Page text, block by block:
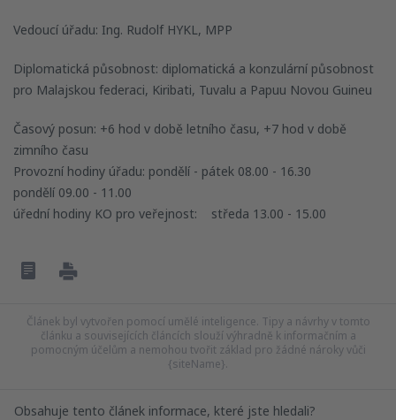
Vedoucí úřadu: Ing. Rudolf HYKL, MPP
Diplomatická působnost: diplomatická a konzulární působnost
pro Malajskou federaci, Kiribati, Tuvalu a Papuu Novou Guineu
Časový posun: +6 hod v době letního času, +7 hod v době
zimního času
Provozní hodiny úřadu: pondělí - pátek 08.00 - 16.30
pondělí 09.00 - 11.00
úřední hodiny KO pro veřejnost: středa 13.00 - 15.00
Článek byl vytvořen pomocí umělé inteligence. Tipy a návrhy v tomto
článku a souvisejících článcích slouží výhradně k informačním a
pomocným účelům a nemohou tvořit základ pro žádné nároky vůči
{siteName}.
Obsahuje tento článek informace, které jste hledali?